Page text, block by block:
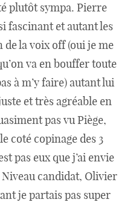
plutôt sympa. Pierre
fascinant et autant les
de la voix off (oui je me
va en bouffer toute
à m’y faire) autant lui
et très agréable en
pas vu Piège,
coté copinage des 3
pas eux que j’ai envie
Niveau candidat, Olivier
je partais pas super